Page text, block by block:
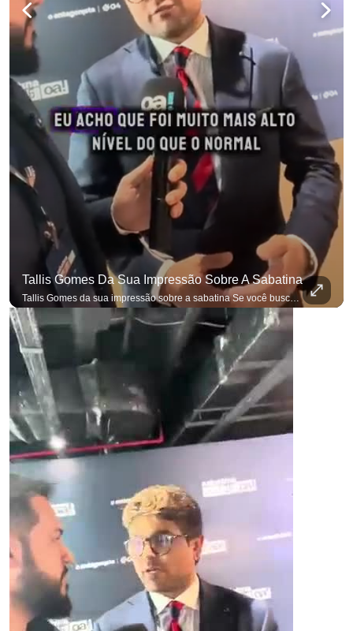
Tallis Gomes Da Sua Impressão Sobre A Sabatina
Tallis Gomes da sua impressão sobre a sabatina Se você busca informação com credibilidade, inscreva-se agora e ative o